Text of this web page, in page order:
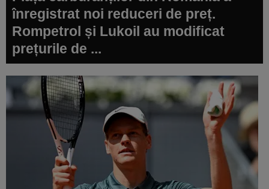
înregistrat noi reduceri de preț.
Rompetrol și Lukoil au modificat
prețurile de ...